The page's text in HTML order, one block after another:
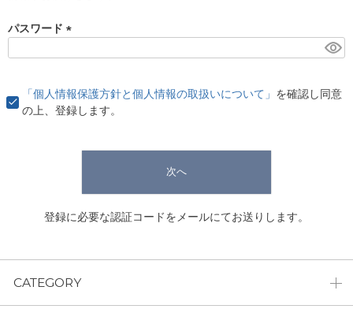
パスワード
)
「個人情報保護方針と個人情報の取扱いについて」 を確認し同意
の上、登録します。
次へ
登録に必要な認証コードをメールにてお送りします。
CATEGORY